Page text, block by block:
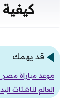
قد يهمك
موعد مباراة مصر
العالم لناشئات اليد